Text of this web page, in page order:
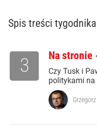
Spis treści
Na stronie
Czy Tusk i
politykami na
3